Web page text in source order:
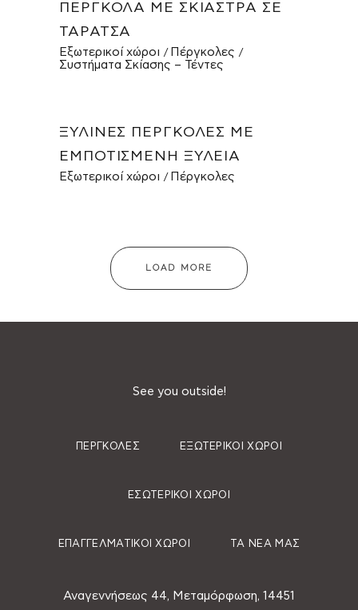
ΠΈΡΓΚΟΛΑ ΜΕ ΣΚΊΑΣΤΡΑ ΣΕ
ΤΑΡΆΤΣΑ
Εξωτερικοί χώροι
Πέργκολες
Συστήματα Σκίασης – Τέντες
ΞΎΛΙΝΕΣ ΠΈΡΓΚΟΛΕΣ ΜΕ
ΕΜΠΟΤΙΣΜΈΝΗ ΞΥΛΕΊΑ
Εξωτερικοί χώροι Πέργκολες
LOAD MORE
See you outside!
ΠΈΡΓΚΟΛΕΣ ΕΞΩΤΕΡΙΚΟΊ ΧΏΡΟΙ
ΕΣΩΤΕΡΙΚΟΊ ΧΏΡΟΙ
ΕΠΑΓΓΕΛΜΑΤΙΚΟΊ ΧΏΡΟΙ ΤΑ ΝΈΑ ΜΑΣ
Αναγεννήσεως 44, Μεταμόρφωση, 14451